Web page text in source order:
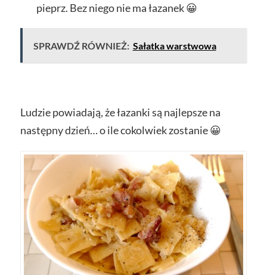
pieprz. Bez niego nie ma łazanek 😀
SPRAWDŹ RÓWNIEŻ: Sałatka warstwowa
Ludzie powiadają, że łazanki są najlepsze na
następny dzień… o ile cokolwiek zostanie 😀